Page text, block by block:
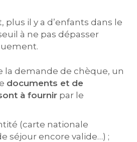
il y a d’enfants dans le
à ne pas dépasser
la demande de chèque, un
documents et de
à fournir par le
(carte nationale
séjour encore valide…) ;